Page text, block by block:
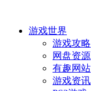
游戏世界
游戏攻略
网盘资源
有趣网站
游戏资讯